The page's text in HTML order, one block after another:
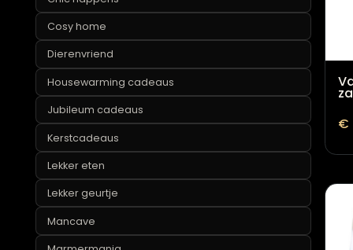
Cadeaus voor je beste vriend(in)
Chic happens
Cosy home
Dierenvriend
Housewarming cadeaus
Jubileum cadeaus
Kerstcadeaus
Lekker eten